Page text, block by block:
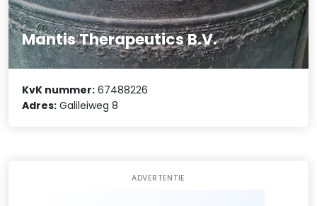
Mantis Therapeutics B.V.
KvK nummer: 67488226
Adres: Galileiweg 8
ADVERTENTIE